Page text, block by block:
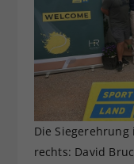
Die
rechts: David